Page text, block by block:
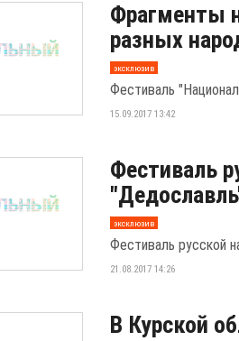
Фрагменты
разных
эксклюзив
Фестиваль
15.09.2017 13:42
Фестиваль
эксклюзив
Фестиваль русской
21.08.2017 14:26
В Курской